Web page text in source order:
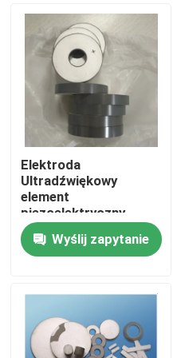
Dom
O nas
Elektroda
Ultradźwiękowy
element
piezoelektryczny
Kształt pierścienia
Odporność na
temperaturę
Wyślij zapytanie